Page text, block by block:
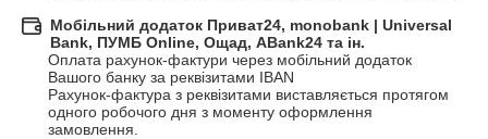
Мобільний додаток Приват24, monobank | Universal
Bank, ПУМБ Online, Ощад, ABank24 та ін.
Оплата рахунок-фактури через мобільний додаток
Вашого банку за реквізитами IBAN
Рахунок-фактура з реквізитами виставляється протягом
одного робочого дня з моменту оформлення
замовлення.